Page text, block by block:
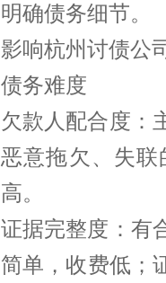
明确债务细节。
影响杭州讨债公
债务难度
欠款人配合度：
恶意拖欠、失
高。
证据完整度：有
简单，收费低；